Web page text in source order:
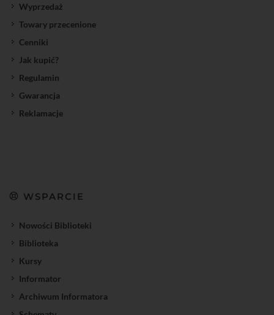
Wyprzedaż
Towary przecenione
Cenniki
Jak kupić?
Regulamin
Gwarancja
Reklamacje
WSPARCIE
Nowości Biblioteki
Biblioteka
Kursy
Informator
Archiwum Informatora